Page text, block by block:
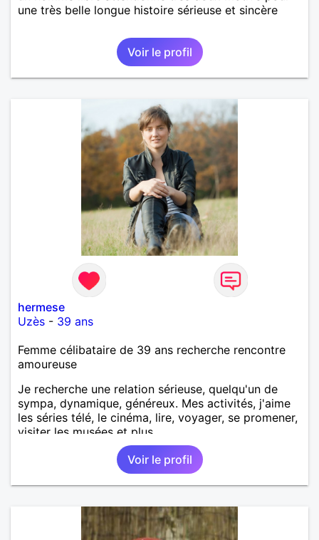
une très belle longue histoire sérieuse et sincère
Voir le profil
hermese
Uzès - 39 ans
Femme célibataire de 39 ans recherche rencontre
amoureuse
Je recherche une relation sérieuse, quelqu'un de
sympa, dynamique, généreux. Mes activités, j'aime
les séries télé, le cinéma, lire, voyager, se promener,
visiter les musées et plus.
Voir le profil